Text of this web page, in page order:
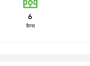
6
कैप्स